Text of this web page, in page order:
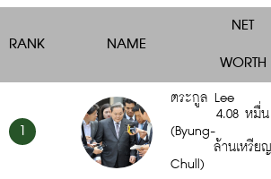
RANK NAME
NET
WORTH
1
ตระกูล Lee
(Byung-
Chull)
4.08 หมื่น
ล้านเหรียญ